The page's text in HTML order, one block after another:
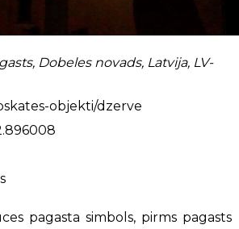
Dobeles novads, Latvija, LV-
objekti/dzerve
pagasta simbols, pirms pagasts